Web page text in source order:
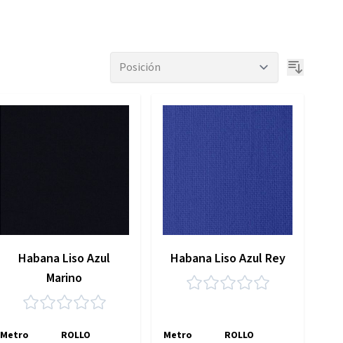
Habana Liso Azul
Marino
Metro
ROLLO
Habana Liso Azul Rey
Metro
ROLLO